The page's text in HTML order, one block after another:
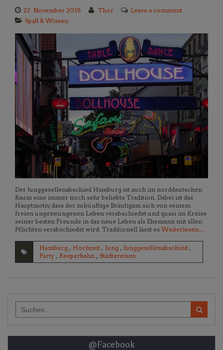
22. November 2018 Thor
Leave a comment
Spaß & Wissen
Der Junggesellenabschied Hamburg ist auch im norddeutschen
Raum eine immer noch sehr beliebte Tradition. Dabei ist das
Hauptmotiv, dass der zukünftige Bräutigam sich von seinem
freien ungezwungenen Leben verabschiedet und quasi im Kreise
seiner besten Freunde in das neue Leben als Ehemann mit allen
Pflichten verabschiedet wird. Traditionell lässt es Weiterlesen…
Hamburg , Hochzeit , Jung , Junggesellenabschied ,
Party , Reeperbahn , Städtereisen
for:
@Facebook